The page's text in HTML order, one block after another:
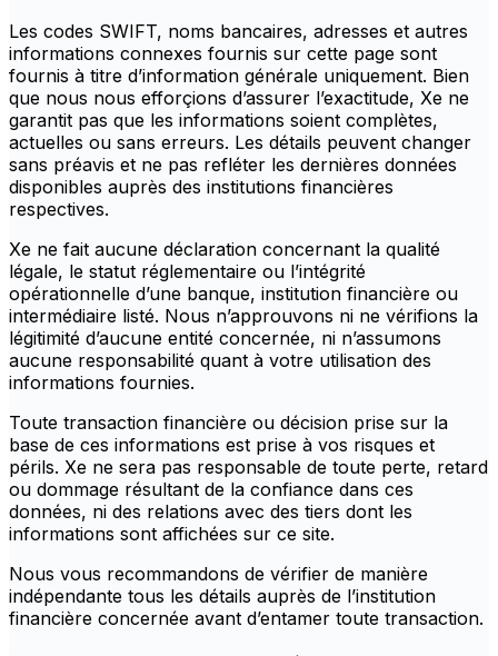
Les codes SWIFT, noms bancaires, adresses et autres
informations connexes fournis sur cette page sont
fournis à titre d’information générale uniquement. Bien
que nous nous efforçions d’assurer l’exactitude, Xe ne
garantit pas que les informations soient complètes,
actuelles ou sans erreurs. Les détails peuvent changer
sans préavis et ne pas refléter les dernières données
disponibles auprès des institutions financières
respectives.
Xe ne fait aucune déclaration concernant la qualité
légale, le statut réglementaire ou l’intégrité
opérationnelle d’une banque, institution financière ou
intermédiaire listé. Nous n’approuvons ni ne vérifions la
légitimité d’aucune entité concernée, ni n’assumons
aucune responsabilité quant à votre utilisation des
informations fournies.
Toute transaction financière ou décision prise sur la
base de ces informations est prise à vos risques et
périls. Xe ne sera pas responsable de toute perte, retard
ou dommage résultant de la confiance dans ces
données, ni des relations avec des tiers dont les
informations sont affichées sur ce site.
Nous vous recommandons de vérifier de manière
indépendante tous les détails auprès de l’institution
financière concernée avant d’entamer toute transaction.